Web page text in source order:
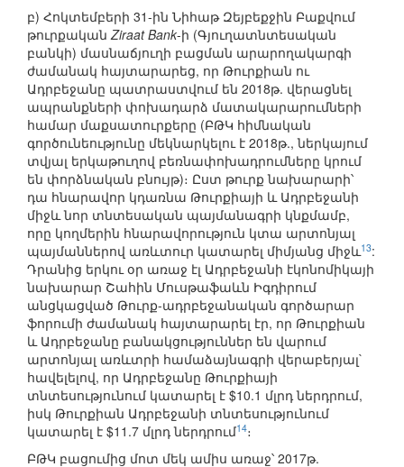
բ) Հոկտեմբերի 31-ին Նիհաթ Զեյբեքջին Բաքվում
թուրքականZiraat Bank-ի (Գյուղատնտեսական
բանկի) մասնաճյուղի բացման արարողակարգի
ժամանակ հայտարարեց, որ Թուրքիան ու
Ադրբեջանը պատրաստվում են 2018թ. վերացնել
ապրանքների փոխադարձ մատակարարումների
համար մաքսատուրքերը (ԲԹԿ հիմնական
գործունեությունը մեկնարկելու է 2018թ., ներկայում
տվյալ երկաթուղով բեռնափոխադրումները կրում
են փորձնական բնույթ)։ Ըստ թուրք նախարարի՝
դա հնարավոր կդառնա Թուրքիայի և Ադրբեջանի
միջև նոր տնտեսական պայմանագրի կնքմամբ,
որը կողմերին հնարավորություն կտա արտոնյալ
պայմաններով առևտուր կատարել միմյանց միջև13:
Դրանից երկու օր առաջ էլ Ադրբեջանի էկոնոմիկայի
նախարար Շահին Մուսթաֆաևն Իգդիրում
անցկացված Թուրք-ադրբեջանական գործարար
ֆորումի ժամանակ հայտարարել էր, որ Թուրքիան
և Ադրբեջանը բանակցություններ են վարում
արտոնյալ առևտրի համաձայնագրի վերաբերյալ`
հավելելով, որ Ադրբեջանը Թուրքիայի
տնտեսությունում կատարել է $10.1 մլրդ ներդրում,
իսկ Թուրքիան Ադրբեջանի տնտեսությունում
կատարել է $11.7 մլրդ ներդրում14։
ԲԹԿ բացումից մոտ մեկ ամիս առաջ՝ 2017թ.